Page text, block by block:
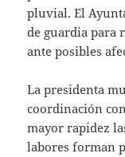
pluvial. El
de guardia para
ante posibles
La presidenta
coordinación
mayor rapidez
labores forman